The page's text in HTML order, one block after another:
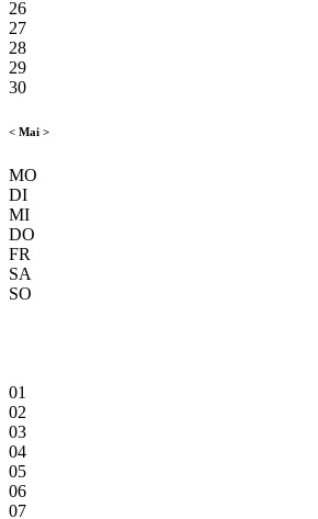
26
27
28
29
30
< Mai >
MO
DI
MI
DO
FR
SA
SO
01
02
03
04
05
06
07